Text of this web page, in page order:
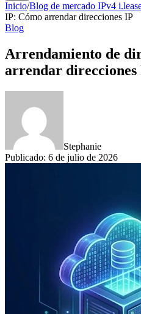
Inicio/Blog de mercado IPv4
IP: Cómo arrendar direcciones IP
Blog
Arrendamiento de
arrendar direcciones
Stephanie
Publicado: 6 de julio de 2026